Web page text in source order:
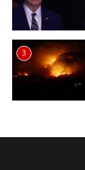
3